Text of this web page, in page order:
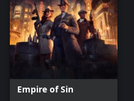
Empire of Sin